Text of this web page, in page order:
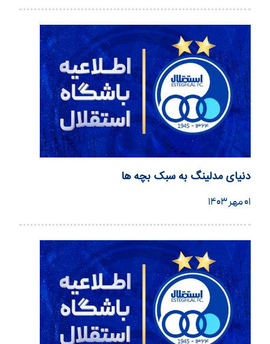
دنیای مدلینگ به سبک بچه ها
۰۱ مهر ۱۴۰۳